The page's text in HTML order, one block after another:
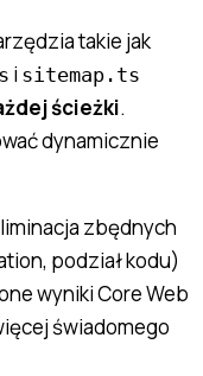
takie jak
i sitemap.ts
ścieżki.
dynamicznie
zbędnych
podział kodu)
wyniki Core Web
świadomego